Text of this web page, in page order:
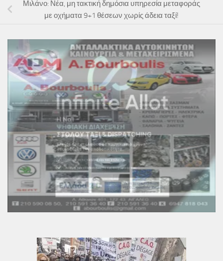
Μιλάνο: Νέα, μη τακτική δημόσια υπηρεσία μεταφοράς
με οχήματα 9+1 θέσεων χωρίς άδεια ταξί!